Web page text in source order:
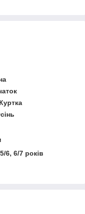
6, 6/7 років